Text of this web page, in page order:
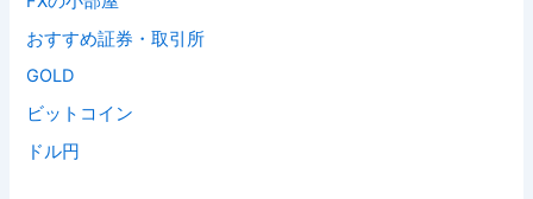
おすすめ証券・取引所
GOLD
ビットコイン
ドル円